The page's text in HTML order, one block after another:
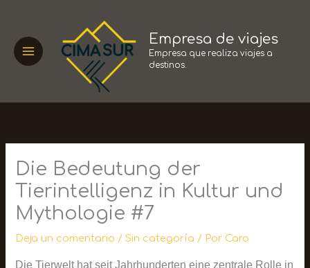
contenido
Empresa de viajes
Empresa que realiza viajes a
destinos.
Die Bedeutung der
Tierintelligenz in Kultur und
Mythologie #7
Deja un comentario /Sin categoría / Por Caro
Die Tierwelt hat seit Jahrhunderten eine zentrale Rolle in